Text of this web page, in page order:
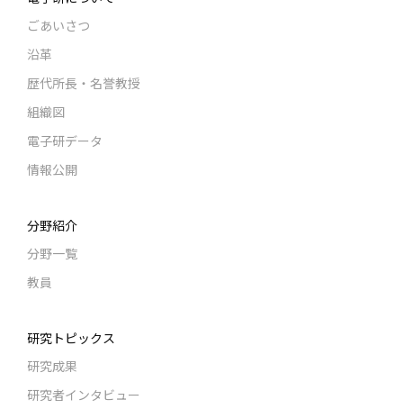
ごあいさつ
沿革
歴代所長・名誉教授
組織図
電子研データ
情報公開
分野紹介
分野一覧
教員
研究トピックス
研究成果
研究者インタビュー